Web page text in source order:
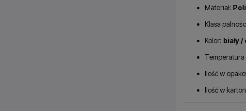
Materiał:
Klasa
Kolor: biały
Ilość w
Ilość w